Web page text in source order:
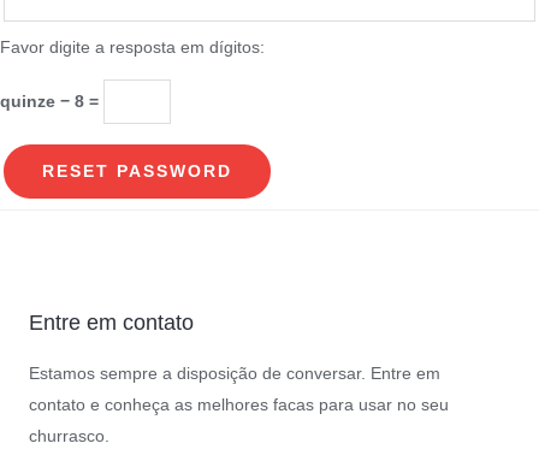
Favor digite a resposta em dígitos:
quinze − 8 =
RESET PASSWORD
Entre em contato
Estamos sempre a disposição de conversar. Entre em
contato e conheça as melhores facas para usar no seu
churrasco.